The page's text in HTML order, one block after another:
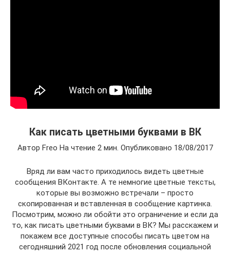
Как писать цветными буквами в ВК
Автор Freo На чтение 2 мин. Опубликовано 18/08/2017
Вряд ли вам часто приходилось видеть цветные
сообщения ВКонтакте. А те немногие цветные тексты,
которые вы возможно встречали – просто
скопированная и вставленная в сообщение картинка.
Посмотрим, можно ли обойти это ограничение и если да
то, как писать цветными буквами в ВК? Мы расскажем и
покажем все доступные способы писать цветом на
сегодняшний 2021 год после обновления социальной